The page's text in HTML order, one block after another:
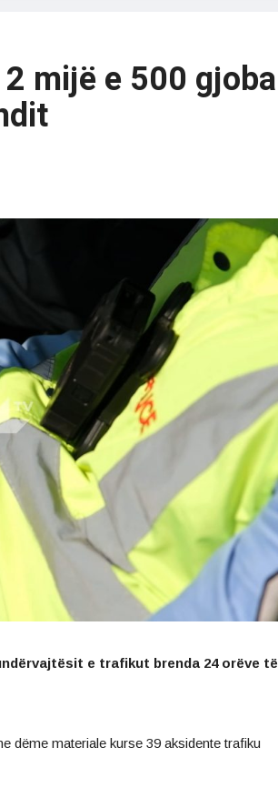
mijë e 500 gjoba
e trafikut brenda 24 orëve të
dëme materiale kurse 39 aksidente trafiku